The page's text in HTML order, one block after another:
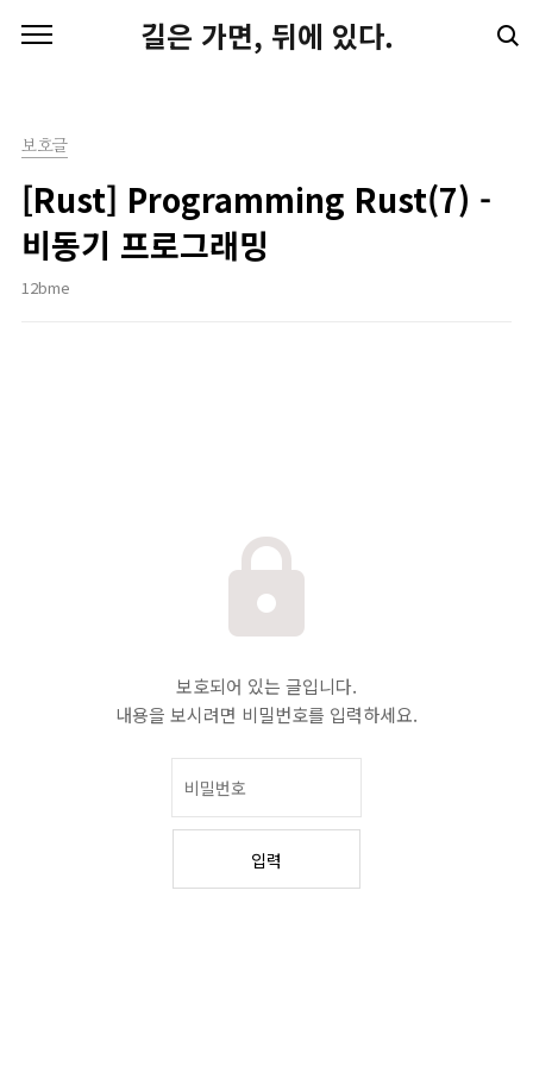
길은 가면, 뒤에 있다.
보호글
[Rust] Programming Rust(7) -
비동기 프로그래밍
12bme
보호되어 있는 글입니다.
내용을 보시려면 비밀번호를 입력하세요.
입력